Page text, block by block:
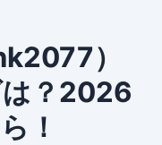
）
？2026
！